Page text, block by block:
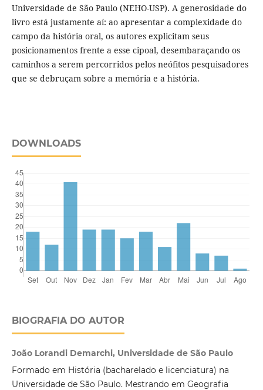
Universidade de São Paulo (NEHO-USP). A generosidade do
livro está justamente aí: ao apresentar a complexidade do
campo da história oral, os autores explicitam seus
posicionamentos frente a esse cipoal, desembaraçando os
caminhos a serem percorridos pelos neófitos pesquisadores
que se debruçam sobre a memória e a história.
DOWNLOADS
BIOGRAFIA DO AUTOR
João Lorandi Demarchi, Universidade de São Paulo
Formado em História (bacharelado e licenciatura) na
Universidade de São Paulo. Mestrando em Geografia